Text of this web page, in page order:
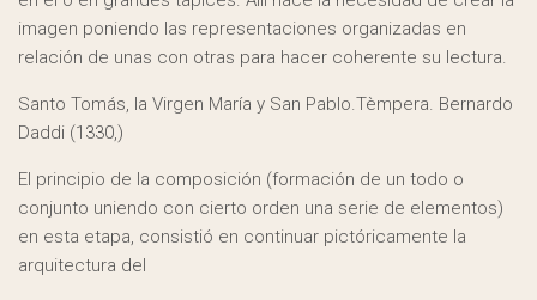
imagen poniendo las representaciones organizadas en
relación de unas con otras para hacer coherente su lectura.
Santo Tomás, la Virgen María y San Pablo.Tèmpera. Bernardo
Daddi (1330,)
El principio de la composición (formación de un todo o
conjunto uniendo con cierto orden una serie de elementos)
en esta etapa, consistió en continuar pictóricamente la
arquitectura del